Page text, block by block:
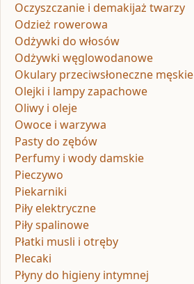
Oczyszczanie i demakijaż twarzy
Odzież rowerowa
Odżywki do włosów
Odżywki węglowodanowe
Okulary przeciwsłoneczne męskie
Olejki i lampy zapachowe
Oliwy i oleje
Owoce i warzywa
Pasty do zębów
Perfumy i wody damskie
Pieczywo
Piekarniki
Piły elektryczne
Piły spalinowe
Płatki musli i otręby
Plecaki
Płyny do higieny intymnej